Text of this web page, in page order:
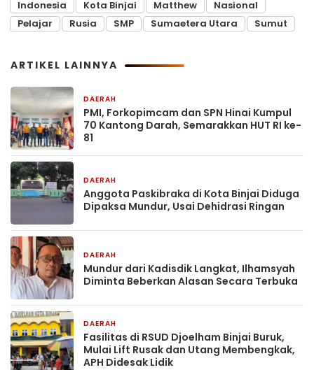
Indonesia Kota Binjai Matthew
Nasional
Pelajar
Rusia SMP Sumaetera Utara Sumut
ARTIKEL LAINNYA
DAERAH
PMI, Forkopimcam dan SPN Hinai Kumpul
70 Kantong Darah, Semarakkan HUT RI ke-
81
DAERAH
Anggota Paskibraka di Kota Binjai Diduga
Dipaksa Mundur, Usai Dehidrasi Ringan
DAERAH
Mundur dari Kadisdik Langkat, Ilhamsyah
Diminta Beberkan Alasan Secara Terbuka
DAERAH
Fasilitas di RSUD Djoelham Binjai Buruk,
Mulai Lift Rusak dan Utang Membengkak,
APH Didesak Lidik